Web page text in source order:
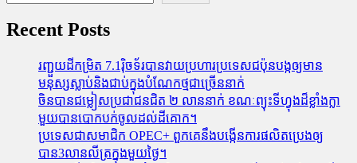
Recent Posts
រញ្ជួយដីកម្រិត​ 7.1រ៉ិចទ័របានវាយប្រហារប្រទេសជប៉ុនបង្កឲ្យមាន
មនុស្សស្លាប់​និង​ជាប់ក្នុងបំណែកថ្មជាច្រើននាក់
ចិនបានជម្លៀសប្រជាជនជិត ២ លាននាក់ ខណៈព្យុះទីហ្វុងដ៏ខ្លាំងក្លា
មួយបានបោកបក់ចូលដល់ដីគោក។
ប្រទេសជាសមាជិក OPEC+​ ពួកគេនឹងបង្កើនការផលិតប្រេងឲ្យ
បាន3លានលីត្រក្នុងមួយថ្ងៃ។